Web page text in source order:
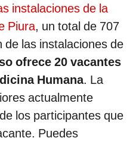
instalaciones de la
Piura, un total de 707
las instalaciones de
ofrece 20 vacantes
Humana. La
actualmente
los participantes que
Puedes